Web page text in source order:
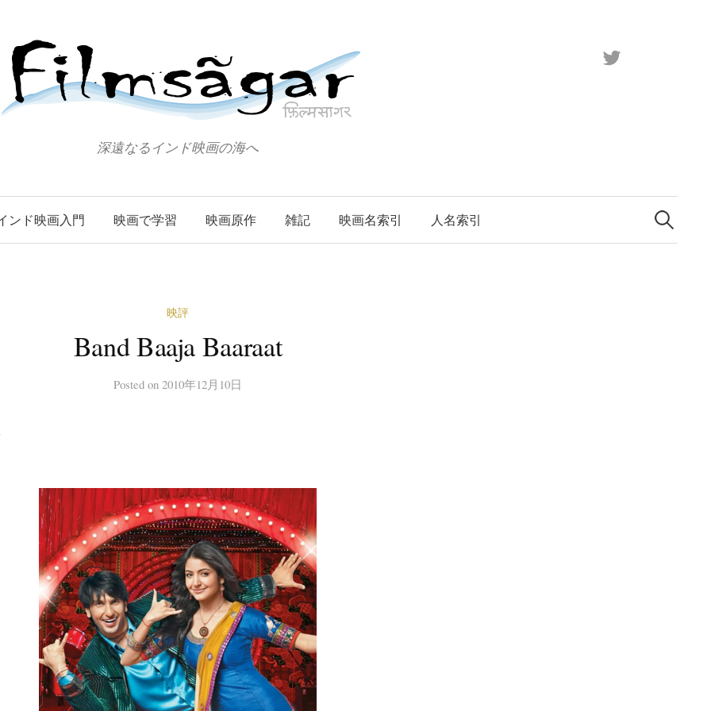
深遠なるインド映画の海へ
ンド映画入門 映画で学習 映画原作 雑記 映画名索引 人名索引
検
索:
映評
Band Baaja Baaraat
Posted on 2010年12月10日